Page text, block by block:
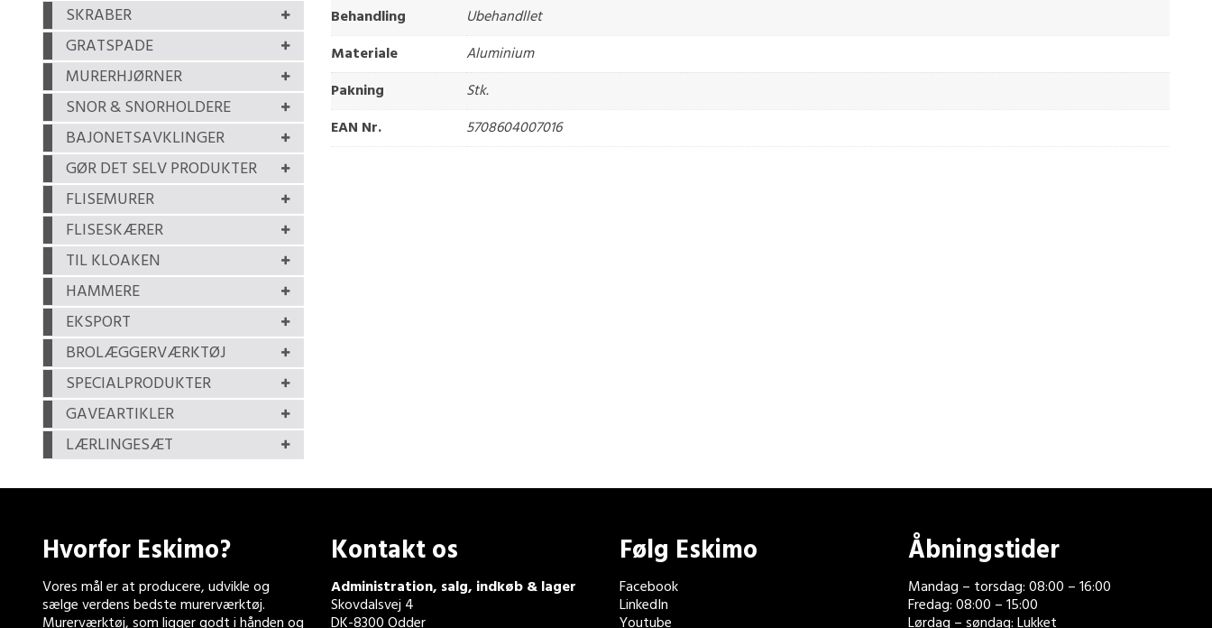
Behandling
Ubehandllet
Materiale
Aluminium
Pakning
Stk.
EAN Nr.
5708604007016
SKRABER
GRATSPADE
MURERHJØRNER
SNOR & SNORHOLDERE
BAJONETSAVKLINGER
GØR DET SELV PRODUKTER
FLISEMURER
FLISESKÆRER
TIL KLOAKEN
HAMMERE
EKSPORT
BROLÆGGERVÆRKTØJ
SPECIALPRODUKTER
GAVEARTIKLER
LÆRLINGESÆT
Hvorfor Eskimo?
Vores mål er at producere, udvikle og
sælge verdens bedste murerværktøj.
Murerværktøj, som ligger godt i hånden og
Kontakt os
Administration, salg, indkøb & lager
Skovdalsvej 4
DK-8300 Odder
Følg Eskimo
Facebook
LinkedIn
Youtube
Åbningstider
Mandag – torsdag: 08:00 – 16:00
Fredag: 08:00 – 15:00
Lørdag – søndag: Lukket